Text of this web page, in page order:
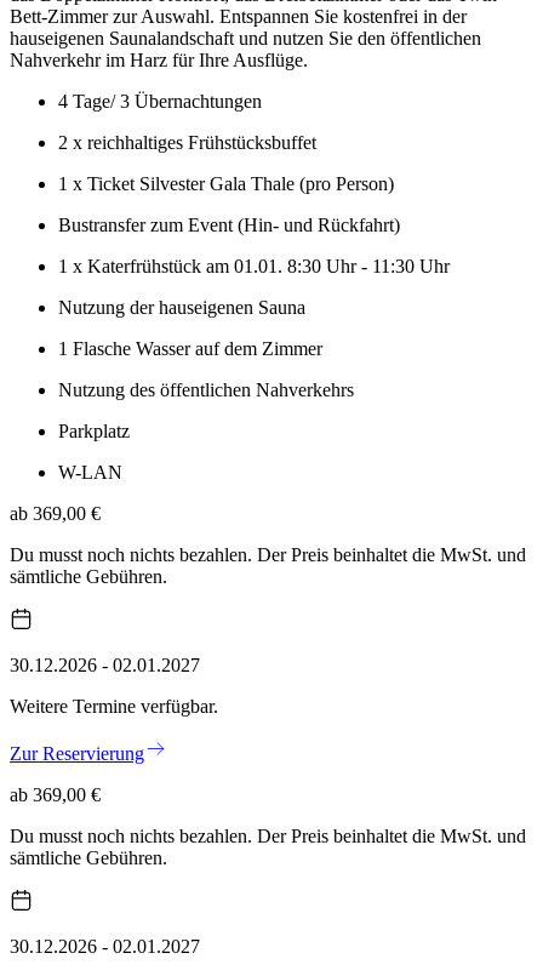
Bett-Zimmer zur Auswahl. Entspannen Sie kostenfrei in der
hauseigenen Saunalandschaft und nutzen Sie den öffentlichen
Nahverkehr im Harz für Ihre Ausflüge.
4 Tage/ 3 Übernachtungen
2 x reichhaltiges Frühstücksbuffet
1 x Ticket Silvester Gala Thale (pro Person)
Bustransfer zum Event (Hin- und Rückfahrt)
1 x Katerfrühstück am 01.01. 8:30 Uhr - 11:30 Uhr
Nutzung der hauseigenen Sauna
1 Flasche Wasser auf dem Zimmer
Nutzung des öffentlichen Nahverkehrs
Parkplatz
W-LAN
ab 369,00 €
Du musst noch nichts bezahlen. Der Preis beinhaltet die MwSt. und
sämtliche Gebühren.
30.12.2026 - 02.01.2027
Weitere Termine verfügbar.
Zur Reservierung
ab 369,00 €
Du musst noch nichts bezahlen. Der Preis beinhaltet die MwSt. und
sämtliche Gebühren.
30.12.2026 - 02.01.2027